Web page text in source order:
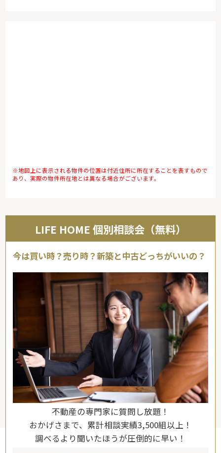
※地図上に表示される物件の位置は付近住所に所在することを表すもので
あり、実際の物件所在地とは異なる場合がございます。
LIFE HOME 個別相談会（無料）
今は買い時？売り時？新築と中古どっちがいいの？
不動産の専門家に質問し放題！
おかげさまで、累計相談実績3,500組以上！
調べるより聞いたほうが圧倒的に早い！